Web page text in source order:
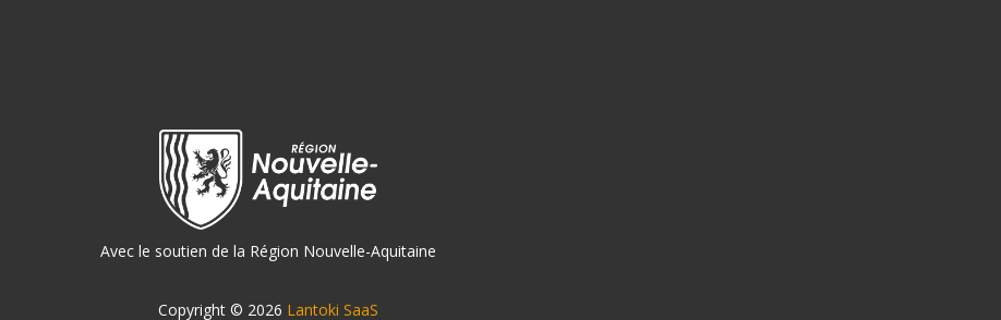
Avec le soutien de la Région Nouvelle-Aquitaine
Copyright © 2026 Lantoki SaaS